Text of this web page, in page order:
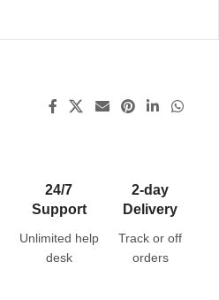
24/7
Support
Unlimited help
desk
2-day
Delivery
Track or off
orders